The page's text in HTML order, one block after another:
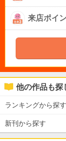
来店ポイ
他の作品も探
ランキングから探す
新刊から探す